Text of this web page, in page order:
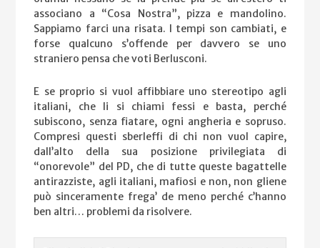
associano a “Cosa Nostra”, pizza e mandolino.
Sappiamo farci una risata. I tempi son cambiati, e
forse qualcuno s’offende per davvero se uno
straniero pensa che voti Berlusconi.
E se proprio si vuol affibbiare uno stereotipo agli
italiani, che li si chiami fessi e basta, perché
subiscono, senza fiatare, ogni angheria e sopruso.
Compresi questi sberleffi di chi non vuol capire,
dall’alto della sua posizione privilegiata di
“onorevole” del PD, che di tutte queste bagattelle
antirazziste, agli italiani, mafiosi e non, non gliene
può sinceramente frega’ de meno perché c’hanno
ben altri… problemi da risolvere.